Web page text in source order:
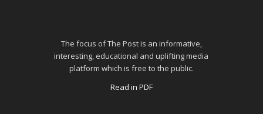
The focus of The Post is an informative,
interesting, educational and uplifting media
platform which is free to the public.
Read in PDF